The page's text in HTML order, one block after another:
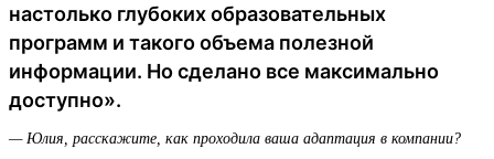
настолько глубоких образовательных
программ и такого объема полезной
информации. Но сделано все максимально
доступно».
— Юлия, расскажите, как проходила ваша адаптация в компании?